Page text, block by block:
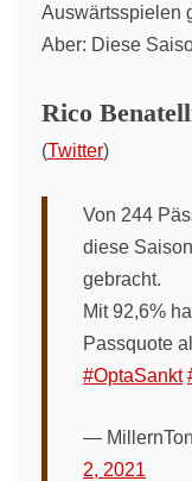
Auswärtsspielen
Aber: Diese
Rico
(Twitter)
Von 244
diese
gebracht.
Mit 92,6%
Passquote
#OptaSankt
—
2, 2021